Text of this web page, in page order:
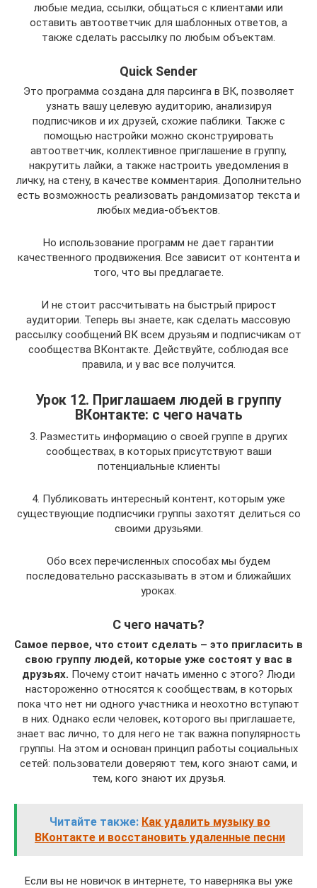
любые медиа, ссылки, общаться с клиентами или
оставить автоответчик для шаблонных ответов, а
также сделать рассылку по любым объектам.
Quick Sender
Это программа создана для парсинга в ВК, позволяет
узнать вашу целевую аудиторию, анализируя
подписчиков и их друзей, схожие паблики. Также с
помощью настройки можно сконструировать
автоответчик, коллективное приглашение в группу,
накрутить лайки, а также настроить уведомления в
личку, на стену, в качестве комментария. Дополнительно
есть возможность реализовать рандомизатор текста и
любых медиа-объектов.
Но использование программ не дает гарантии
качественного продвижения. Все зависит от контента и
того, что вы предлагаете.
И не стоит рассчитывать на быстрый прирост
аудитории. Теперь вы знаете, как сделать массовую
рассылку сообщений ВК всем друзьям и подписчикам от
сообщества ВКонтакте. Действуйте, соблюдая все
правила, и у вас все получится.
Урок 12. Приглашаем людей в группу
ВКонтакте: с чего начать
3. Разместить информацию о своей группе в других
сообществах, в которых присутствуют ваши
потенциальные клиенты
4. Публиковать интересный контент, которым уже
существующие подписчики группы захотят делиться со
своими друзьями.
Обо всех перечисленных способах мы будем
последовательно рассказывать в этом и ближайших
уроках.
С чего начать?
Самое первое, что стоит сделать – это пригласить в
свою группу людей, которые уже состоят у вас в
друзьях. Почему стоит начать именно с этого? Люди
настороженно относятся к сообществам, в которых
пока что нет ни одного участника и неохотно вступают
в них. Однако если человек, которого вы приглашаете,
знает вас лично, то для него не так важна популярность
группы. На этом и основан принцип работы социальных
сетей: пользователи доверяют тем, кого знают сами, и
тем, кого знают их друзья.
Читайте также: Как удалить музыку во
ВКонтакте и восстановить удаленные песни
Если вы не новичок в интернете, то наверняка вы уже